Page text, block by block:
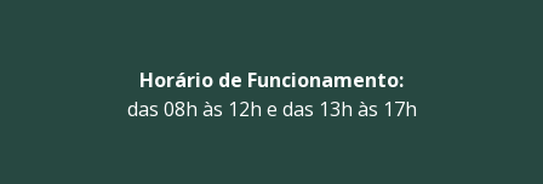
Horário de Funcionamento:
das 08h às 12h e das 13h às 17h